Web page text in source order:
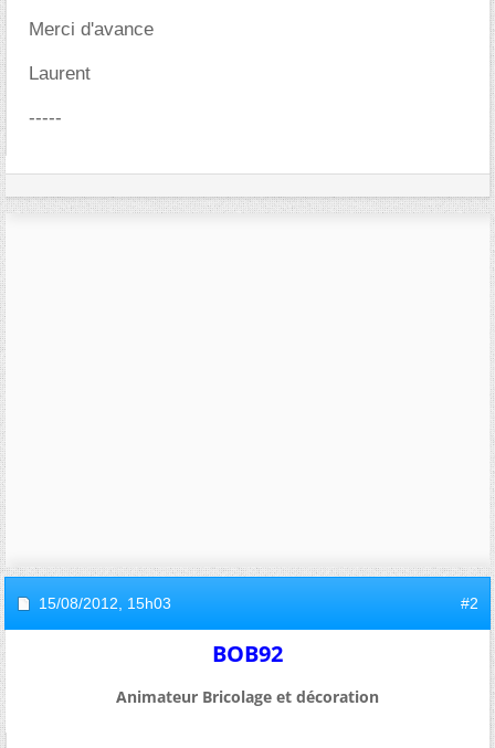
Merci d'avance
Laurent
-----
15/08/2012, 15h03 #2
BOB92
Animateur Bricolage et décoration